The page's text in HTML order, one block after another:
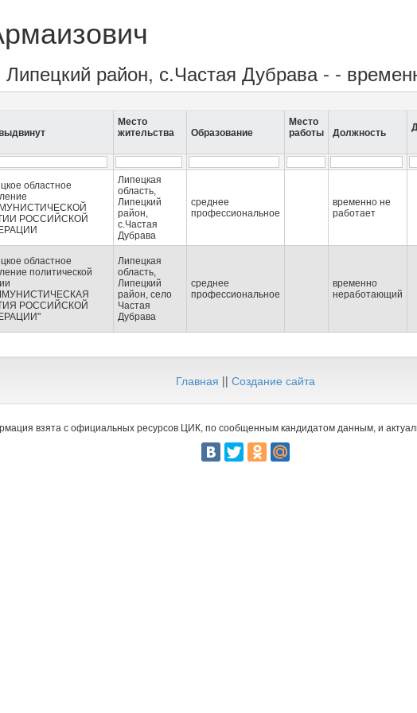
район, с.Частая Дубрава - -
Место
жительства
Образование
Место
работы
Должность
областное
РОССИЙСКОЙ
Липецкая
область,
Липецкий
район,
с.Частая
Дубрава
среднее
профессиональное
временно не
работает
областное
политической
РОССИЙСКОЙ
Липецкая
область,
Липецкий
район, село
Частая
Дубрава
среднее
профессиональное
временно
неработающий
Главная || Создание сайта
взята с официальных ресурсов ЦИК, по сообщенным кандидатом данным, и